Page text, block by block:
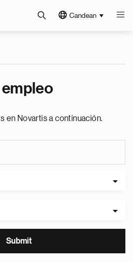
Candean
empleo
en Novartis a continuación.